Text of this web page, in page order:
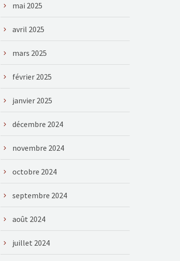
mai 2025
avril 2025
mars 2025
février 2025
janvier 2025
décembre 2024
novembre 2024
octobre 2024
septembre 2024
août 2024
juillet 2024